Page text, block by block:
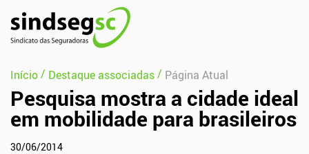
Pular Navegação (s)
Início/ Destaque associadas/ Página Atual
Pesquisa mostra a cidade ideal
em mobilidade para brasileiros
30/06/2014